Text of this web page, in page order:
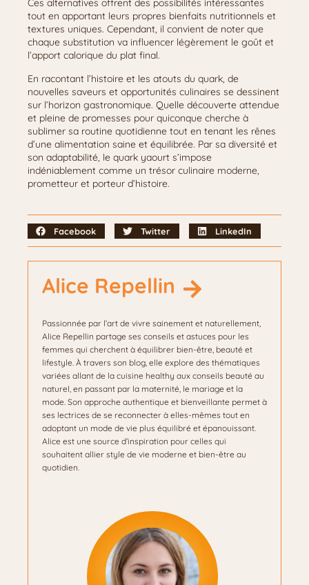
Ces alternatives offrent des possibilités intéressantes
tout en apportant leurs propres bienfaits nutritionnels et
textures uniques. Cependant, il convient de noter que
chaque substitution va influencer légèrement le goût et
l’apport calorique du plat final.
En racontant l’histoire et les atouts du quark, de
nouvelles saveurs et opportunités culinaires se dessinent
sur l’horizon gastronomique. Quelle découverte attendue
et pleine de promesses pour quiconque cherche à
sublimer sa routine quotidienne tout en tenant les rênes
d’une alimentation saine et équilibrée. Par sa diversité et
son adaptabilité, le quark yaourt s’impose
indéniablement comme un trésor culinaire moderne,
prometteur et porteur d’histoire.
Facebook Twitter LinkedIn
Alice Repellin
Passionnée par l’art de vivre sainement et naturellement,
Alice Repellin partage ses conseils et astuces pour les
femmes qui cherchent à équilibrer bien-être, beauté et
lifestyle. À travers son blog, elle explore des thématiques
variées allant de la cuisine healthy aux conseils beauté au
naturel, en passant par la maternité, le mariage et la
mode. Son approche authentique et bienveillante permet à
ses lectrices de se reconnecter à elles-mêmes tout en
adoptant un mode de vie plus équilibré et épanouissant.
Alice est une source d’inspiration pour celles qui
souhaitent allier style de vie moderne et bien-être au
quotidien.